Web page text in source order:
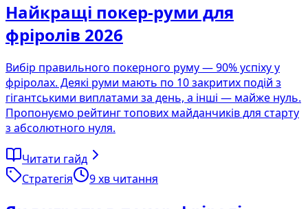
Найкращі покер-руми для
фріролів 2026
Вибір правильного покерного руму — 90% успіху у
фріролах. Деякі руми мають по 10 закритих подій з
гігантськими виплатами за день, а інші — майже нуль.
Пропонуємо рейтинг топових майданчиків для старту
з абсолютного нуля.
Читати гайд
Стратегія
9хв читання